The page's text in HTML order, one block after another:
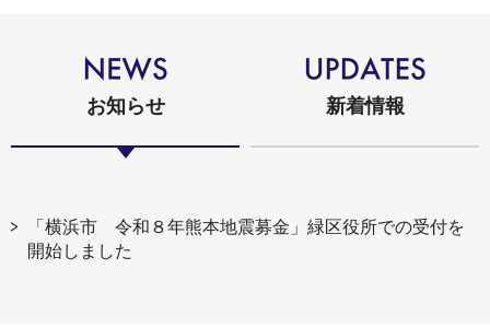
お知らせ
「横浜市 令和８年熊本地震募金」緑区役所での受付を
開始しました
新着情報